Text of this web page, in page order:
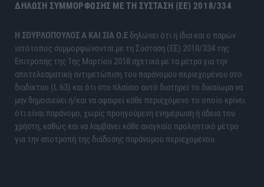
ΔΉΛΩΣΗ ΣΥΜΜΌΡΦΩΣΗΣ ΜΕ ΤΗ ΣΎΣΤΑΣΗ (ΕΕ) 2018/334
H ΣΟΥΡΛΟΠΟΥΛΟΣ Α ΚΑΙ ΣΙΑ Ο.Ε δηλώνει ότι η ίδια και ο παρών
ιστότοπος συμμορφώνονται με τη Σύσταση (ΕΕ) 2018/334 της
Επιτροπής της 1ης Μαρτίου 2018 σχετικά με τα μέτρα για την
αποτελεσματική αντιμετώπιση του παράνομου περιεχομένου στο
διαδίκτυο (L 63) και ότι στο πλαίσιο αυτό διατηρεί το δικαίωμα να
μην δημοσιεύει ή/και να αφαιρεί κάθε περιεχόμενο το οποίο κρίνει
ότι είναι παράνομο, χωρίς προηγούμενη ενημέρωση ή άδεια του
χρήστη, καθώς και να λαμβάνει κάθε αναγκαίο προληπτικό μέτρο
για την αποτροπή της διάδοσης παράνομου περιεχομένου.